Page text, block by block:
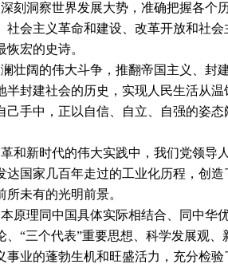
洞察世界发展大势，准确把握各个
会主义革命和建设、改革开放和社会
宏的史诗。
阔的伟大斗争，推翻帝国主义、封
封建社会的历史，实现人民生活从温
手中，正以自信、自立、自强的姿态
新时代的伟大实践中，我们党领导
国家几百年走过的工业化历程，创造
未有的光明前景。
理同中国具体实际相结合、同中华
“三个代表”重要思想、科学发展观、
业的蓬勃生机和旺盛活力，充分检验